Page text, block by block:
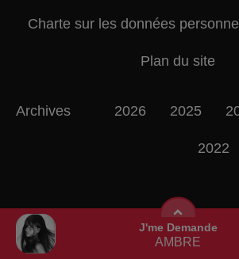
J'me Demande
AMBRE
Charte sur les données
Plan du site
Archives 2026 2025
2022